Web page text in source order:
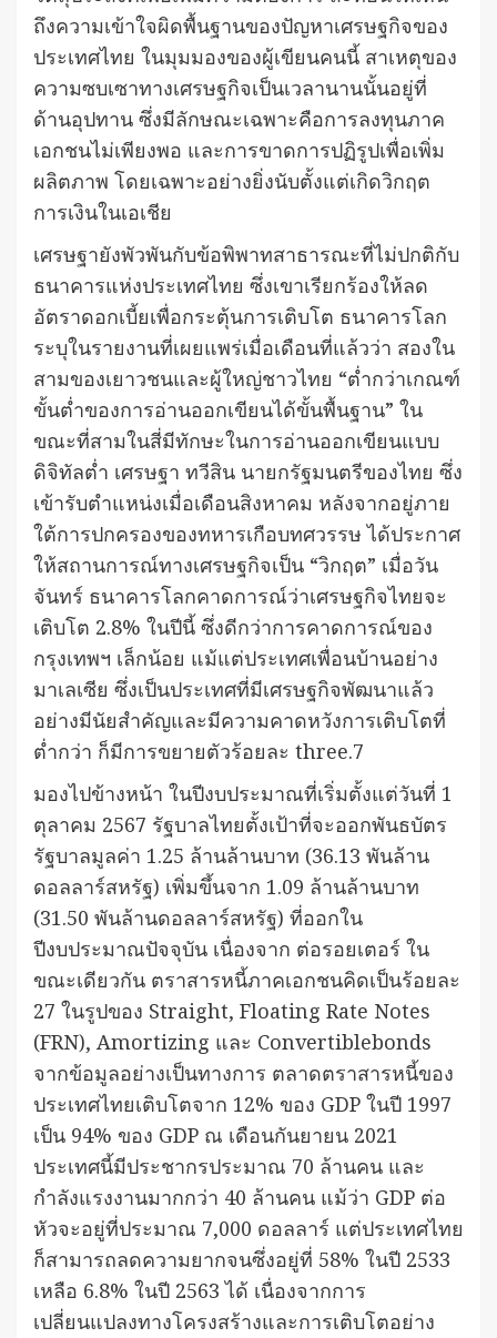
ถึงความเข้าใจผิดพื้นฐานของปัญหาเศรษฐกิจของ
ประเทศไทย ในมุมมองของผู้เขียนคนนี้ สาเหตุของ
ความซบเซาทางเศรษฐกิจเป็นเวลานานนั้นอยู่ที่
ด้านอุปทาน ซึ่งมีลักษณะเฉพาะคือการลงทุนภาค
เอกชนไม่เพียงพอ และการขาดการปฏิรูปเพื่อเพิ่ม
ผลิตภาพ โดยเฉพาะอย่างยิ่งนับตั้งแต่เกิดวิกฤต
การเงินในเอเชีย
เศรษฐายังพัวพันกับข้อพิพาทสาธารณะที่ไม่ปกติกับ
ธนาคารแห่งประเทศไทย ซึ่งเขาเรียกร้องให้ลด
อัตราดอกเบี้ยเพื่อกระตุ้นการเติบโต ธนาคารโลก
ระบุในรายงานที่เผยแพร่เมื่อเดือนที่แล้วว่า สองใน
สามของเยาวชนและผู้ใหญ่ชาวไทย “ต่ำกว่าเกณฑ์
ขั้นต่ำของการอ่านออกเขียนได้ขั้นพื้นฐาน” ใน
ขณะที่สามในสี่มีทักษะในการอ่านออกเขียนแบบ
ดิจิทัลต่ำ เศรษฐา ทวีสิน นายกรัฐมนตรีของไทย ซึ่ง
เข้ารับตำแหน่งเมื่อเดือนสิงหาคม หลังจากอยู่ภาย
ใต้การปกครองของทหารเกือบทศวรรษ ได้ประกาศ
ให้สถานการณ์ทางเศรษฐกิจเป็น “วิกฤต” เมื่อวัน
จันทร์ ธนาคารโลกคาดการณ์ว่าเศรษฐกิจไทยจะ
เติบโต 2.8% ในปีนี้ ซึ่งดีกว่าการคาดการณ์ของ
กรุงเทพฯ เล็กน้อย แม้แต่ประเทศเพื่อนบ้านอย่าง
มาเลเซีย ซึ่งเป็นประเทศที่มีเศรษฐกิจพัฒนาแล้ว
อย่างมีนัยสำคัญและมีความคาดหวังการเติบโตที่
ต่ำกว่า ก็มีการขยายตัวร้อยละ three.7
มองไปข้างหน้า ในปีงบประมาณที่เริ่มตั้งแต่วันที่ 1
ตุลาคม 2567 รัฐบาลไทยตั้งเป้าที่จะออกพันธบัตร
รัฐบาลมูลค่า 1.25 ล้านล้านบาท (36.13 พันล้าน
ดอลลาร์สหรัฐ) เพิ่มขึ้นจาก 1.09 ล้านล้านบาท
(31.50 พันล้านดอลลาร์สหรัฐ) ที่ออกใน
ปีงบประมาณปัจจุบัน เนื่องจาก ต่อรอยเตอร์ ใน
ขณะเดียวกัน ตราสารหนี้ภาคเอกชนคิดเป็นร้อยละ
27 ในรูปของ Straight, Floating Rate Notes
(FRN), Amortizing และ Convertiblebonds
จากข้อมูลอย่างเป็นทางการ ตลาดตราสารหนี้ของ
ประเทศไทยเติบโตจาก 12% ของ GDP ในปี 1997
เป็น 94% ของ GDP ณ เดือนกันยายน 2021
ประเทศนี้มีประชากรประมาณ 70 ล้านคน และ
กำลังแรงงานมากกว่า 40 ล้านคน แม้ว่า GDP ต่อ
หัวจะอยู่ที่ประมาณ 7,000 ดอลลาร์ แต่ประเทศไทย
ก็สามารถลดความยากจนซึ่งอยู่ที่ 58% ในปี 2533
เหลือ 6.8% ในปี 2563 ได้ เนื่องจากการ
เปลี่ยนแปลงทางโครงสร้างและการเติบโตอย่าง